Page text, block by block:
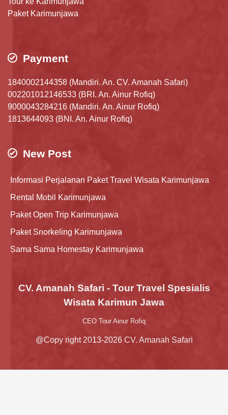
Paket Karimunjawa
Payment
1840002144358 (Mandiri. An. CV. Amanah Safari)
002201012146533 (BRI. An. Ainur Rofiq)
9000043284216 (Mandiri. An. Ainur Rofiq)
1813644093 (BNI. An. Ainur Rofiq)
New Post
Informasi Perjalanan Paket Travel Wisata Karimunjawa
Rental Mobil Karimunjawa
Paket Open Trip Karimunjawa
Paket Snorkeling Karimunjawa
Sama Sama Homestay Karimunjawa
CV. Amanah Safari - Tour Travel Spesialis
Wisata Karimun Jawa
CEO Tour Ainur Rofiq
@Copy right 2013-2026 CV. Amanah Safari